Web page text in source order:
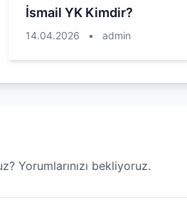
İsmail YK Kimdir?
14.04.2026 • admin
Yorumlarınızı bekliyoruz.